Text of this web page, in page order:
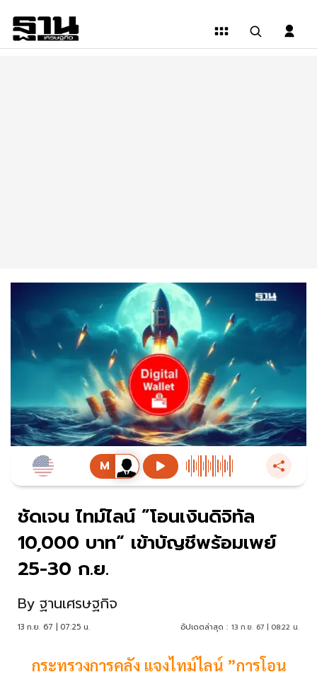
ชัดเจน ไทม์ไลน์ ”โอนเงินดิจิทัล
10,000 บาท“ เข้าบัญชีพร้อมเพย์
25-30 ก.ย.
By ฐานเศรษฐกิจ
13 ก.ย. 67 | 07:25 น. อัปเดตล่าสุด : 13 ก.ย. 67 | 08:22 น.
กระทรวงการคลัง แจงไทม์ไลน์ ”การโอน